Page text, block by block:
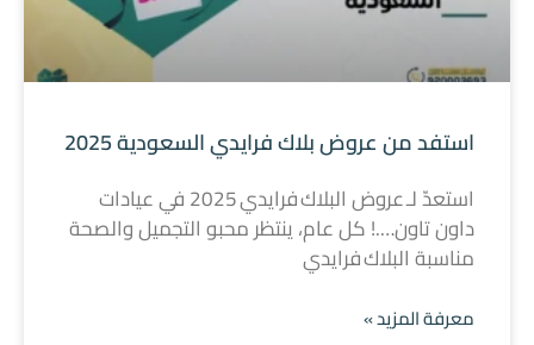
استفد من عروض بلاك فرايدي السعودية 2025
استعدّ لـ عروض البلاك فرايدي 2025 في عيادات
داون تاون….! كل عام، ينتظر محبو التجميل والصحة
مناسبة البلاك فرايدي
معرفة المزيد »